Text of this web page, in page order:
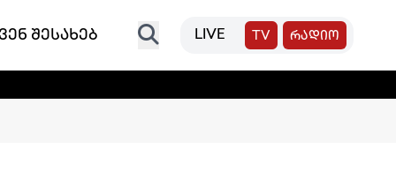
შესახებ LIVE TV რადიო